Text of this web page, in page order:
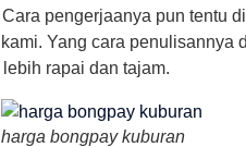
pengerjaanya pun tentu
Yang cara penulisannya
rapai dan tajam.
harga bongpay kuburan